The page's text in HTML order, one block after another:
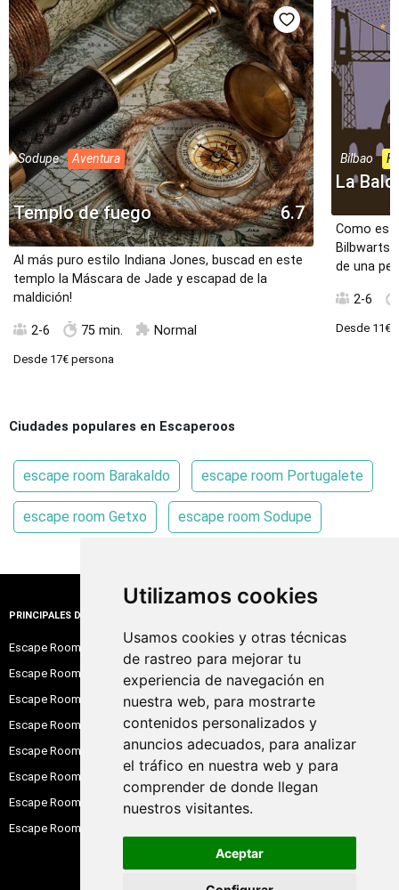
Utilizamos cookies
Usamos cookies y otras técnicas
de rastreo para mejorar tu
experiencia de navegación en
nuestra web, para mostrarte
contenidos personalizados y
anuncios adecuados, para analizar
el tráfico en nuestra web y para
comprender de donde llegan
nuestros visitantes.
Aceptar
Sodupe Aventura
Templo de fuego 6.7
Al más puro estilo Indiana Jones, buscad en este
templo la Máscara de Jade y escapad de la
maldición!
2-6 75 min. Normal
Desde 17€ persona
Bilbao
La
Como
Bilbwarts,
de una
2-6
Desde 11€
Ciudades populares en Escaperoos
escape room Barakaldo escape room Portugalete
escape room Getxo escape room Sodupe
PRINCIPALES DESTINOS
Escape Room Barcelona
Escape Room Madrid
Escape Room Alicante
Escape Room Sevilla
Escape Room Valencia
Escape Room Zaragoza
Escape Room Bilbao
Escape Room Santander